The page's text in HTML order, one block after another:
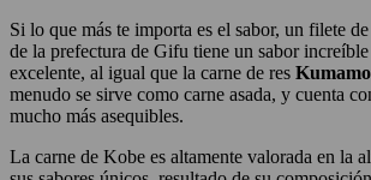
Si lo que más te importa es el sabor, un filete
de la prefectura de Gifu tiene un sabor
excelente, al igual que la carne de res
menudo se sirve como carne asada, y cuenta
mucho más asequibles.
La carne de Kobe es altamente valorada en la